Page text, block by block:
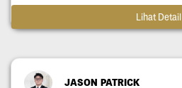
Lihat Detail
JASON PATRICK